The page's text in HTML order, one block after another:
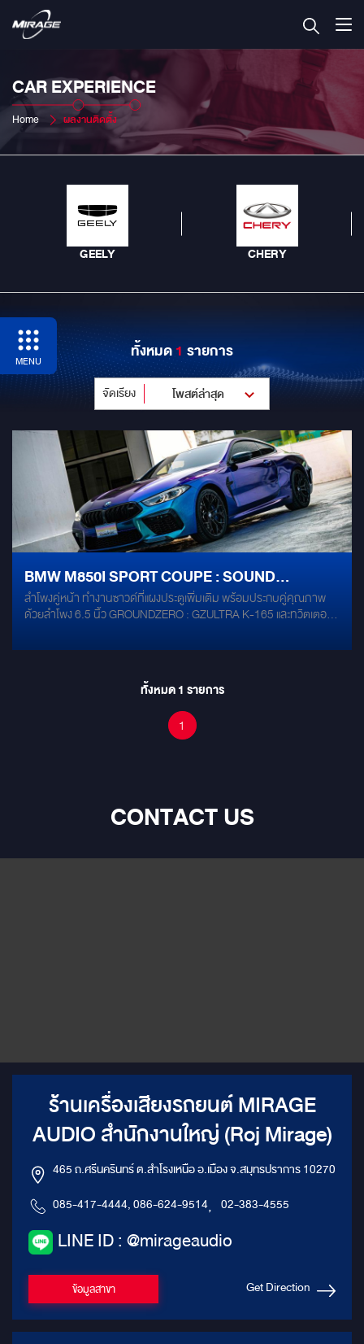
CAR EXPERIENCE
Home ผลงานติดตั้ง
GEELY CHERY
MENU ทั้งหมด1 รายการ
จัดเรียง โพสต์ล่าสุด
BMW M850I SPORT COUPE : SOUND
CONCEPT ลงตัวความสปอร์ต ครบทุกจุดงานดีไซน์
ลำโพงคู่หน้า ทำงานซาวด์ที่แผงประตูเพิ่มเติม พร้อมประกบคู่คุณภาพ
ด้วยลำโพง 6.5 นิ้ว GROUNDZERO : GZULTRA K-165 และทวิตเตอร์
MIDRANGE ติดตั้งเข้าช่องเดิม กับ GROUNDZERO : GZPM 80 SQ-C
ALPINE DP-45C-B ลำโพง Center ติดตั้งลำโพงตรงรุ่น BMW ด้วย
ALPINE DP-40C SOUND CONCEPT ด้านหลัง SUBWOOFER ติด
คุณภาพเสียง HANDMADE จากอังกฤษ GROUNDZERO ULTRA A-2
เสริมโครงสร้าง ลดแรงสั่นสะเทือน ด้วย แดมป์MERCURY GOLD
ทั้งหมด1 รายการ
1
CONTACT US
ร้านเครื่องเสียงรถยนต์ MIRAGE
AUDIO สำนักงานใหญ่ (Roj Mirage)
465 ถ.ศรีนครินทร์ ต.สำโรงเหนือ อ.เมือง จ.สมุทรปราการ 10270
085-417-4444, 086-624-9514, 02-383-4555
LINE ID : @mirageaudio
ข้อมูลสาขา Get Direction